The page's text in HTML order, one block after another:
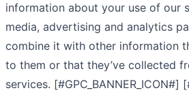
information about your use of our
media, advertising and analytics
combine it with other information
to them or that they’ve collected
services. [#GPC_BANNER_ICON#]